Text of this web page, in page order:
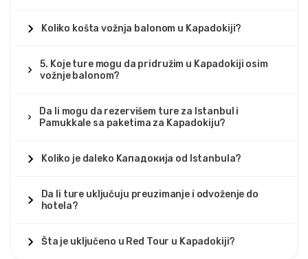
Koliko košta vožnja balonom u Kapadokiji?
5. Koje ture mogu da pridružim u Kapadokiji osim
vožnje balonom?
Da li mogu da rezervišem ture za Istanbul i
Pamukkale sa paketima za Kapadokiju?
Koliko je daleko Kападокиja od Istanbula?
Da li ture uključuju preuzimanje i odvoženje do
hotela?
Šta je uključeno u Red Tour u Kapadokiji?